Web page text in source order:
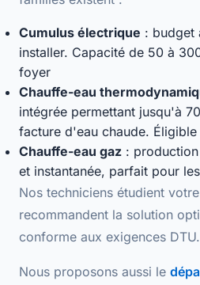
Cumulus électrique : budget
installer. Capacité de 50 à
foyer
Chauffe-eau
intégrée permettant jusqu'à
facture d'eau chaude. Éligible
Chauffe-eau gaz :
et instantanée, parfait pour
Nos techniciens étudient
recommandent la solution
conforme aux exigences DTU.
Nous proposons aussi le